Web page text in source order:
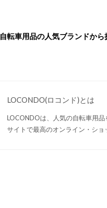
自転車用品の人気ブランドから
LOCONDO(ロコンド)とは
LOCONDOは、人気の自転車用
サイトで最高のオンライン・ショ